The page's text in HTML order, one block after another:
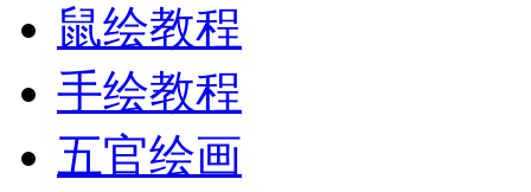
鼠绘教程
手绘教程
五官绘画